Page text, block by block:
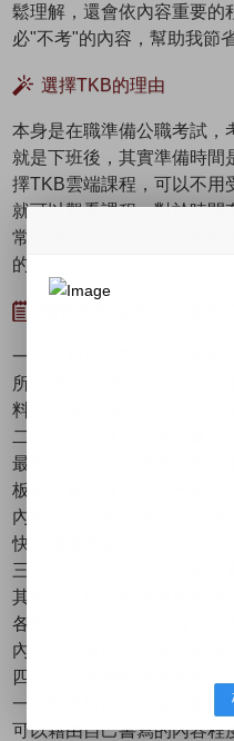
鬆理解，還會依內容重要的
必"不考"的內容，幫助我節
選擇TKB的理由
本身是在職準備公職考試，
就是下班後，其實準備時間
擇TKB雲端課程，可以不用
就可以觀看課程，對於時間
常方便，而另一方面大學同
的。
一、我相信沒有一定程度的
所以選定老師就相信老師，
料，跟著老師課程及補習班
二、老師上課時常會板書一
最基本的，另外我是額外準
板書重新排版在抄寫一遍複
內容，一併整理納入，方便
快速導覽複習。
三、環工考科雖然多，但其
其實都一樣，但要循序漸進
各學科初步通盤的了解，打
內容上水處理、廢棄物處理
四、不管是國營事業或是高
一方面了解自己目前準備的
可以藉由自己書寫的內容程